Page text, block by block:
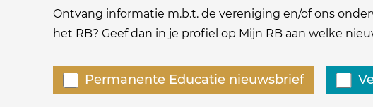
Ontvang informatie m.b.t. de vereniging en/of ons
het RB? Geef dan in je profiel op Mijn RB aan welke
Welke
nieuwsbrieven
Permanente Educatie nieuwsbrief